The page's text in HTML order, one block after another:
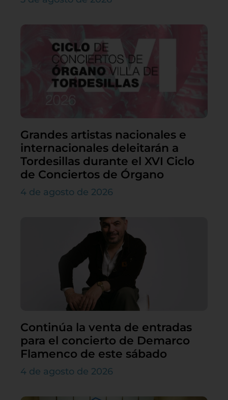
Grandes artistas nacionales e
internacionales deleitarán a
Tordesillas durante el XVI Ciclo
de Conciertos de Órgano
4 de agosto de 2026
Continúa la venta de entradas
para el concierto de Demarco
Flamenco de este sábado
4 de agosto de 2026